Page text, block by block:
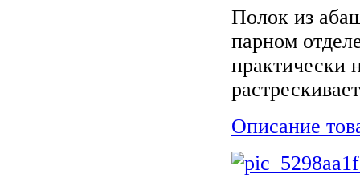
Полок из
парном
практически
Описание